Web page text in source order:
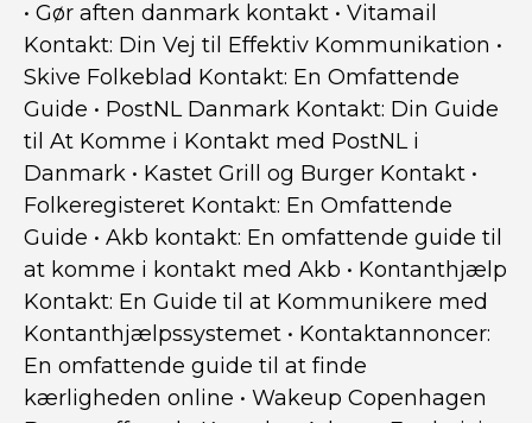
• Gør aften danmark kontakt • Vitamail
Kontakt: Din Vej til Effektiv Kommunikation •
Skive Folkeblad Kontakt: En Omfattende
Guide • PostNL Danmark Kontakt: Din Guide
til At Komme i Kontakt med PostNL i
Danmark • Kastet Grill og Burger Kontakt •
Folkeregisteret Kontakt: En Omfattende
Guide • Akb kontakt: En omfattende guide til
at komme i kontakt med Akb • Kontanthjælp
Kontakt: En Guide til at Kommunikere med
Kontanthjælpssystemet • Kontaktannoncer:
En omfattende guide til at finde
kærligheden online • Wakeup Copenhagen